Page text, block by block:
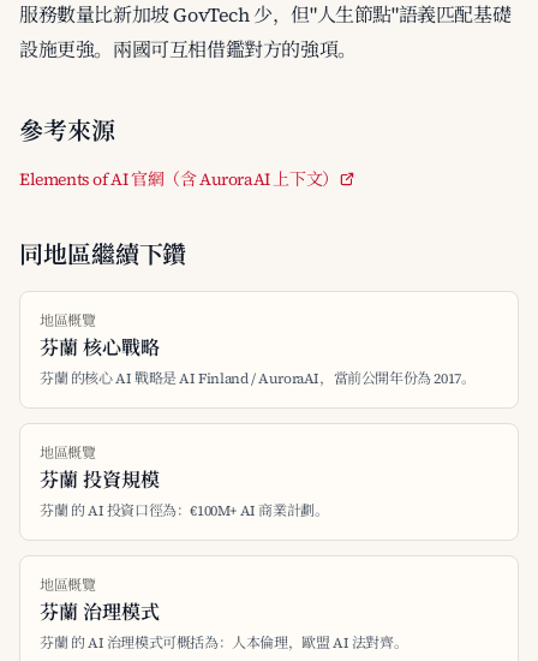
服務數量比新加坡 GovTech 少，但"人生節點"語義匹配基礎
設施更強。兩國可互相借鑑對方的強項。
參考來源
Elements of AI 官網（含 AuroraAI 上下文）
同地區繼續下鑽
地區概覽
芬蘭 核心戰略
芬蘭 的核心 AI 戰略是 AI Finland / AuroraAI，當前公開年份為 2017。
地區概覽
芬蘭 投資規模
芬蘭 的 AI 投資口徑為：€100M+ AI 商業計劃。
地區概覽
芬蘭 治理模式
芬蘭 的 AI 治理模式可概括為：人本倫理，歐盟 AI 法對齊。